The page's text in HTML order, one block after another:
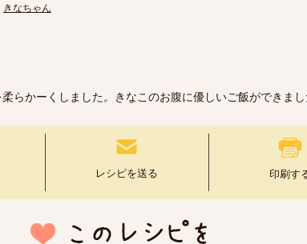
きなちゃん
らかーくしました。きなこのお腹に優しいご飯ができま
レシピを送る 印刷す